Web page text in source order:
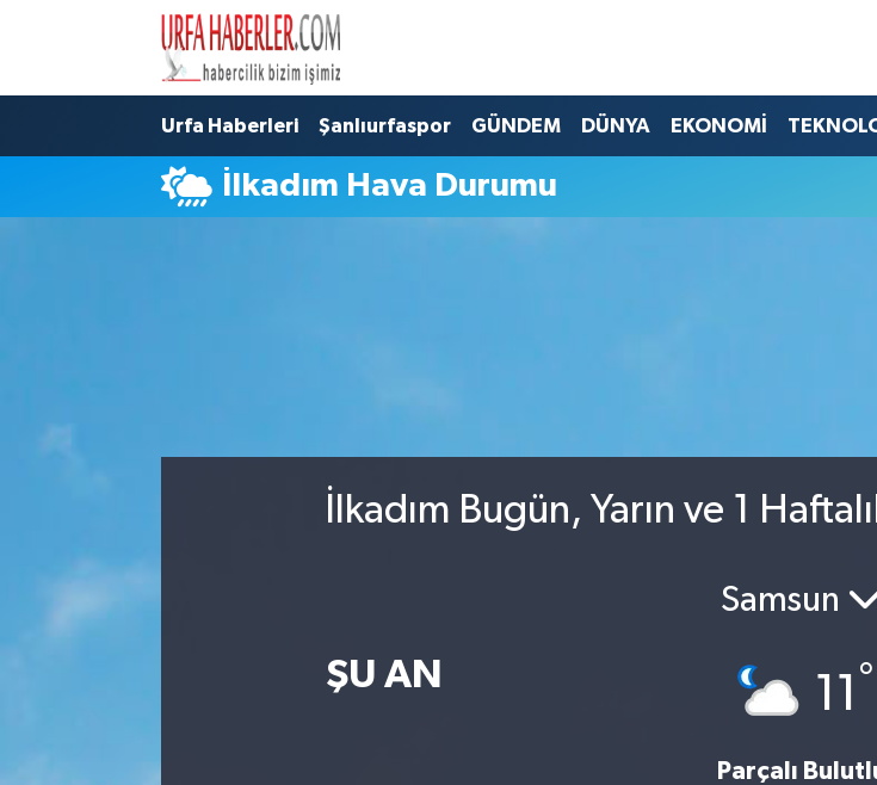
Urfa Haberleri Şanlıurfaspor GÜNDEM DÜNYA EKONOMİ
İlkadım Hava Durumu
İlkadım Bugün, Yarın ve 1
ŞU AN
Samsun
11 °
Parçalı
Şanlıurfa Nöbetçi Eczaneler
Şanlıurfa Namaz Vakitleri
Son Dakika Haberleri